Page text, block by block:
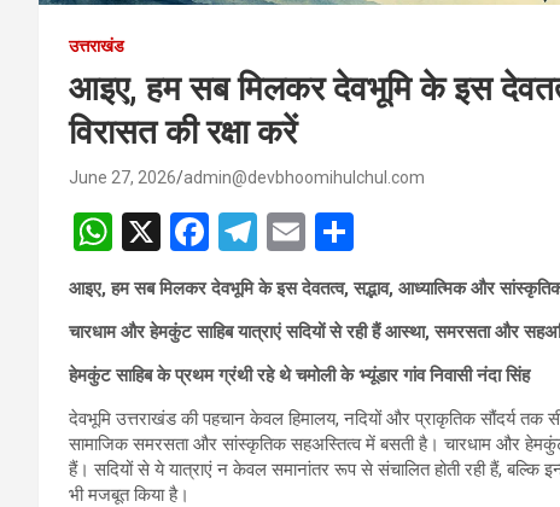
उत्तराखंड
आइए, हम सब मिलकर देवभूमि के इस
विरासत की रक्षा करें
June 27, 2026 admin@devbhoomihulchul.com
W
h
at
s
A
p
p
X
F
a
ce
b
o
o
k
T
el
e
gr
a
m
E
m
ail
h
ar
e
आइए, हम सब मिलकर देवभूमि के इस देवतत्व, सद्भाव, आध्यात्मिक और सांस्कृतिक
चारधाम और हेमकुंट साहिब यात्राएं सदियों से रही हैं आस्था, समरसता और
हेमकुंट साहिब के प्रथम ग्रंथी रहे थे चमोली के भ्यूंडार गांव निवासी नंदा सिंह
देवभूमि उत्तराखंड की पहचान केवल हिमालय, नदियों और प्राकृतिक सौंदर्य तक
सामाजिक समरसता और सांस्कृतिक सहअस्तित्व में बसती है। चारधाम और
हैं। सदियों से ये यात्राएं न केवल समानांतर रूप से संचालित होती रही हैं, बल्कि
भी मजबूत किया है।